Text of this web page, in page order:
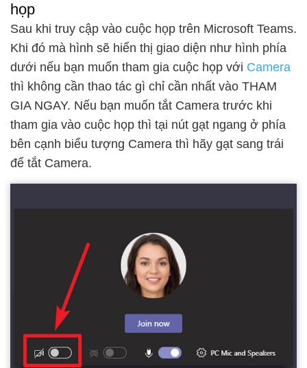
họp
Sau khi truy cập vào cuộc họp trên Microsoft Teams.
Khi đó mà hình sẽ hiển thị giao diện như hình phía
dưới nếu bạn muốn tham gia cuộc họp với Camera
thì không cần thao tác gì chỉ cần nhất vào THAM
GIA NGAY. Nếu bạn muốn tắt Camera trước khi
tham gia vào cuộc họp thì tại nút gạt ngang ở phía
bên cạnh biểu tượng Camera thì hãy gạt sang trái
để tắt Camera.